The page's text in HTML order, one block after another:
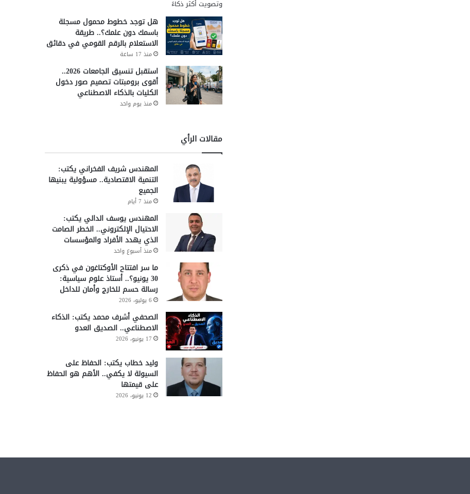
هل توجد خطوط محمول مسجلة
باسمك دون علمك؟.. طريقة
الاستعلام بالرقم القومي في دقائق
منذ 17 ساعة
استقبل تنسيق الجامعات 2026..
أقوى برومبتات تصميم صور دخول
الكليات بالذكاء الاصطناعي
منذ يوم واحد
مقالات الرأي
المهندس شريف الفخراني يكتب:
التنمية الاقتصادية.. مسؤولية يبنيها
الجميع
منذ 7 أيام
المهندس يوسف الدالي يكتب:
الاحتيال الإلكتروني.. الخطر الصامت
الذي يهدد الأفراد والمؤسسات
منذ أسبوع واحد
ما سر افتتاح الأوكتاغون في ذكرى
30 يونيو؟.. أستاذ علوم سياسية:
رسالة حسم للخارج وأمان للداخل
6 يوليو، 2026
الصحفي أشرف محمد يكتب: الذكاء
الاصطناعي.. الصديق العدو
17 يونيو، 2026
وليد خطاب يكتب: الحفاظ على
السيولة لا يكفي.. الأهم هو الحفاظ
على قيمتها
12 يونيو، 2026